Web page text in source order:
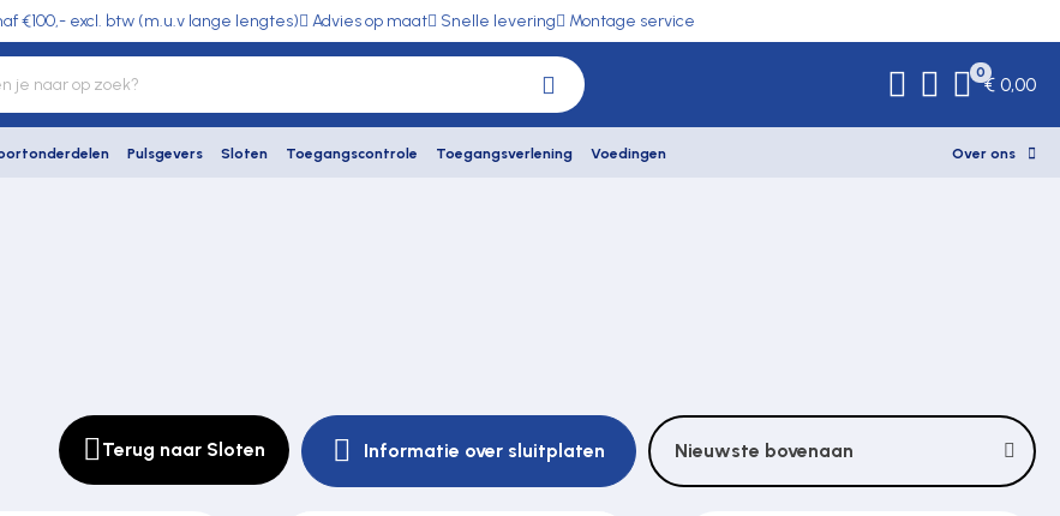
€100,- excl. btw (m.u.v lange lengtes) Advies op maat Snelle levering Montage service
0
€ 0,00
Pulsgevers Sloten Toegangscontrole Toegangsverlening Voedingen Over ons
Terug naar Sloten Informatie over sluitplaten Nieuwste bovenaan